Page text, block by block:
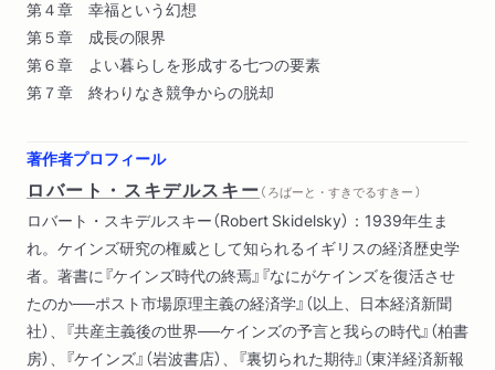
第４章 幸福という幻想
第５章 成長の限界
第６章 よい暮らしを形成する七つの要素
第７章 終わりなき競争からの脱却
著作者プロフィール
ロバート・スキデルスキー（ ろばーと・すきでるすきー ）
ロバート・スキデルスキー（Robert Skidelsky）：1939年生ま
れ。ケインズ研究の権威として知られるイギリスの経済歴史学
者。著書に『ケインズ時代の終焉』『なにがケインズを復活させ
たのか──ポスト市場原理主義の経済学』（以上、日本経済新聞
社）、『共産主義後の世界──ケインズの予言と我らの時代』（柏書
房）、『ケインズ』（岩波書店）、『裏切られた期待』（東洋経済新報